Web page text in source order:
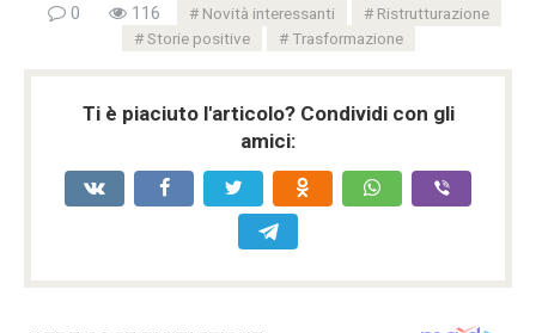
0 116 Novità interessanti
Ristrutturazione
Storie positive
Trasformazione
Ti è piaciuto l'articolo? Condividi con gli
amici: